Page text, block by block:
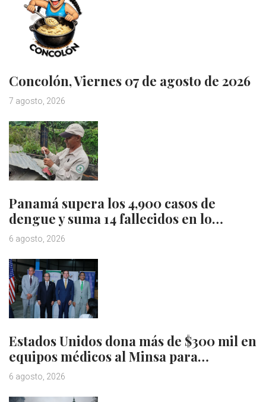
Concolón, Viernes 07 de agosto de 2026
7 agosto, 2026
Panamá supera los 4,900 casos de
dengue y suma 14 fallecidos en lo…
6 agosto, 2026
Estados Unidos dona más de $300 mil en
equipos médicos al Minsa para…
6 agosto, 2026